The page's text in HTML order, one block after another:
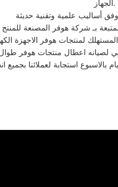
الجهاز.
لصيانه اعطال منتجات هوفر طوال